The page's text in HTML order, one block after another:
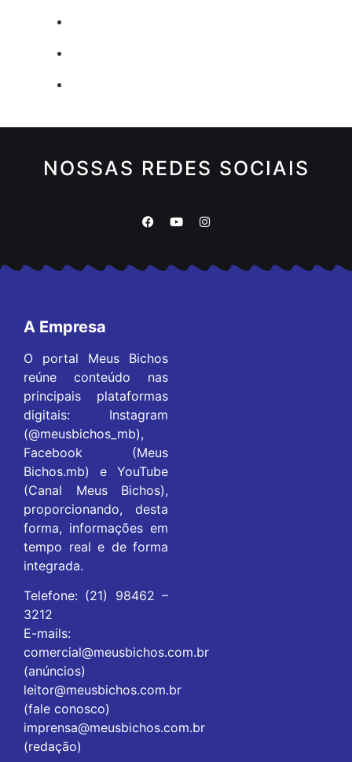
NOSSAS REDES SOCIAIS
A Empresa
O portal Meus Bichos
reúne conteúdo nas
principais plataformas
digitais: Instagram
(@meusbichos_mb),
Facebook (Meus
Bichos.mb) e YouTube
(Canal Meus Bichos),
proporcionando, desta
forma, informações em
tempo real e de forma
integrada.
Telefone: (21) 98462 –
3212
E-mails:
comercial@meusbichos.com.br
(anúncios)
leitor@meusbichos.com.br
(fale conosco)
imprensa@meusbichos.com.br
(redação)